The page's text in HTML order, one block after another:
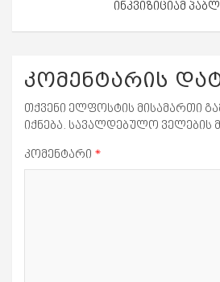
ინკვიზიციამ
კომენტარის
თქვენი ელფოსტის მისამართი
იქნება. სავალდებულო ველების
კომენტარი *